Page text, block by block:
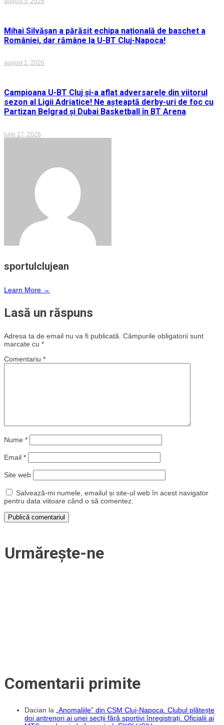
Mihai Silvășan a părăsit echipa națională de baschet a
României, dar rămâne la U-BT Cluj-Napoca!
august 1, 2026
Campioana U-BT Cluj și-a aflat adversarele din viitorul
sezon al Ligii Adriatice! Ne așteaptă derby-uri de foc cu
Partizan Belgrad și Dubai Basketball în BT Arena
iulie 27, 2026
sportulclujean
Learn More →
Lasă un răspuns
Adresa ta de email nu va fi publicată. Câmpurile obligatorii sunt
marcate cu *
Comentariu *
Nume *
Email *
Site web
Salvează-mi numele, emailul și site-ul web în acest navigator
pentru data viitoare când o să comentez.
Urmărește-ne
Comentarii primite
Dacian la „Anomaliile” din CSM Cluj-Napoca. Clubul plătește
doi antrenori ai unei secții fără sportivi înregistrați. Oficialii ai